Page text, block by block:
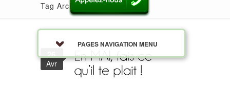
PAGES NAVIGATION MENU
Tag Archives: enfantinterieur
26
Avr